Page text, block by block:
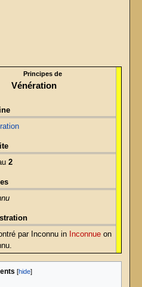
Principes de
Vénération
2
par Inconnu in Inconnueon